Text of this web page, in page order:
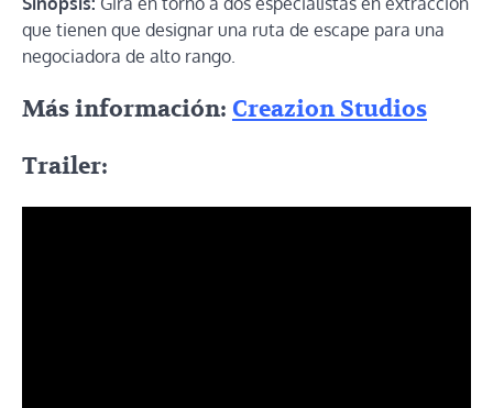
que tienen que designar una ruta de escape para una
negociadora de alto rango.
Más información: Creazion Studios
Trailer: